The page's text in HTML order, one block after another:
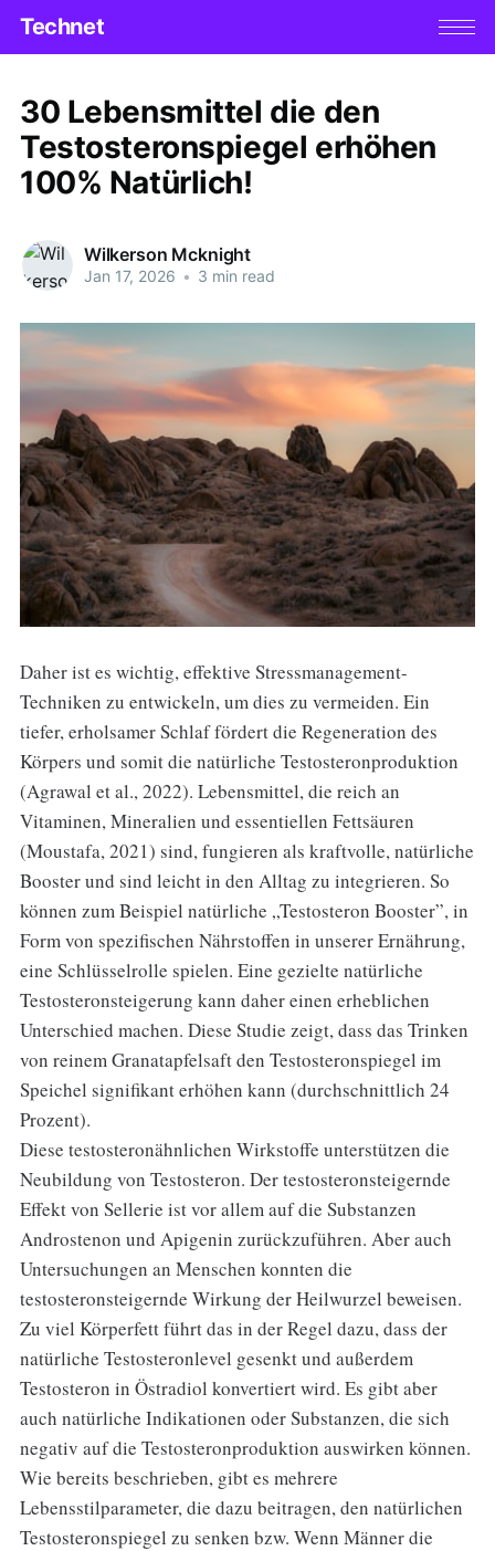
Technet
30 Lebensmittel die den
Testosteronspiegel erhöhen
100% Natürlich!
Wilkerson Mcknight
Jan 17, 2026 • 3 min read
Daher ist es wichtig, effektive Stressmanagement-
Techniken zu entwickeln, um dies zu vermeiden. Ein
tiefer, erholsamer Schlaf fördert die Regeneration des
Körpers und somit die natürliche Testosteronproduktion
(Agrawal et al., 2022). Lebensmittel, die reich an
Vitaminen, Mineralien und essentiellen Fettsäuren
(Moustafa, 2021) sind, fungieren als kraftvolle, natürliche
Booster und sind leicht in den Alltag zu integrieren. So
können zum Beispiel natürliche „Testosteron Booster”, in
Form von spezifischen Nährstoffen in unserer Ernährung,
eine Schlüsselrolle spielen. Eine gezielte natürliche
Testosteronsteigerung kann daher einen erheblichen
Unterschied machen. Diese Studie zeigt, dass das Trinken
von reinem Granatapfelsaft den Testosteronspiegel im
Speichel signifikant erhöhen kann (durchschnittlich 24
Prozent).
Diese testosteronähnlichen Wirkstoffe unterstützen die
Neubildung von Testosteron. Der testosteronsteigernde
Effekt von Sellerie ist vor allem auf die Substanzen
Androstenon und Apigenin zurückzuführen. Aber auch
Untersuchungen an Menschen konnten die
testosteronsteigernde Wirkung der Heilwurzel beweisen.
Zu viel Körperfett führt das in der Regel dazu, dass der
natürliche Testosteronlevel gesenkt und außerdem
Testosteron in Östradiol konvertiert wird. Es gibt aber
auch natürliche Indikationen oder Substanzen, die sich
negativ auf die Testosteronproduktion auswirken können.
Wie bereits beschrieben, gibt es mehrere
Lebensstilparameter, die dazu beitragen, den natürlichen
Testosteronspiegel zu senken bzw. Wenn Männer die